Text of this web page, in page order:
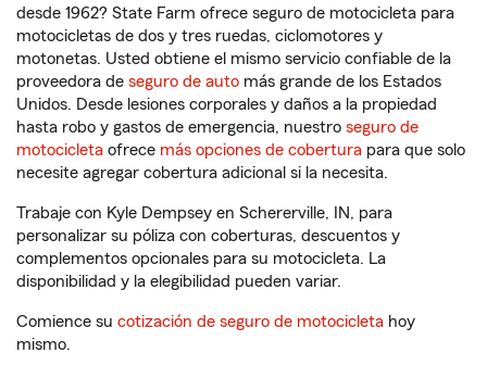
desde 1962? State Farm ofrece seguro de motocicleta para
motocicletas de dos y tres ruedas, ciclomotores y
motonetas. Usted obtiene el mismo servicio confiable de la
proveedora de seguro de auto más grande de los Estados
Unidos. Desde lesiones corporales y daños a la propiedad
hasta robo y gastos de emergencia, nuestro seguro de
motocicleta ofrece más opciones de cobertura para que solo
necesite agregar cobertura adicional si la necesita.
Trabaje con Kyle Dempsey en Schererville, IN, para
personalizar su póliza con coberturas, descuentos y
complementos opcionales para su motocicleta. La
disponibilidad y la elegibilidad pueden variar.
Comience su cotización de seguro de motocicleta hoy
mismo.